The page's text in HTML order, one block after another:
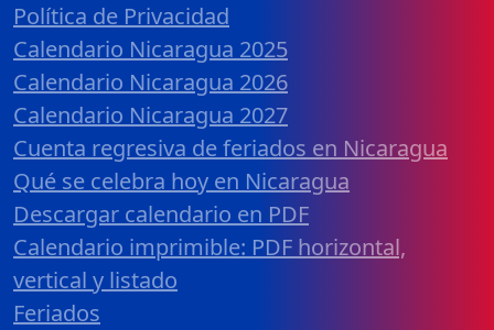
Política de Privacidad
Calendario Nicaragua 2025
Calendario Nicaragua 2026
Calendario Nicaragua 2027
Cuenta regresiva de feriados en Nicaragua
Qué se celebra hoy en Nicaragua
Descargar calendario en PDF
Calendario imprimible: PDF horizontal,
vertical y listado
Feriados